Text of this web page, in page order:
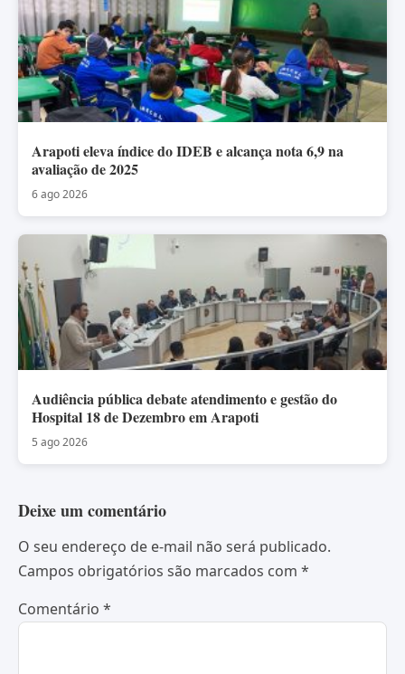
Arapoti eleva índice do IDEB e alcança nota 6,9 na
avaliação de 2025
6 ago 2026
Audiência pública debate atendimento e gestão do
Hospital 18 de Dezembro em Arapoti
5 ago 2026
Deixe um comentário
O seu endereço de e-mail não será publicado.
Campos obrigatórios são marcados com *
Comentário *